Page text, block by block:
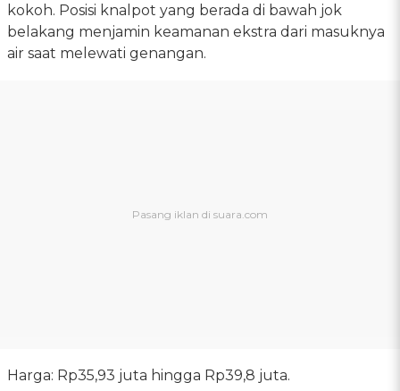
kokoh. Posisi knalpot yang berada di bawah jok
belakang menjamin keamanan ekstra dari masuknya
air saat melewati genangan.
Harga: Rp35,93 juta hingga Rp39,8 juta.